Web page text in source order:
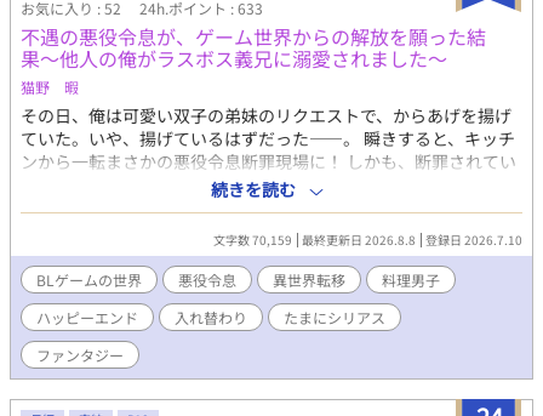
た。えへっ。 【短編版からの変更点】 隠れキャラ登場、そしてラ
スボスの正体判明。Rシーンも大幅増量。 本編では語られなかっ
た、「なぜ彼が悪役令息になったのか」という過去。 監禁されて
いることにも気づかぬまま、溺愛され続ける“その後”の未来ま
で。 甘さと狂気が溶け合う、 HPP（Happy・Prime・Prison）エ
ンドをお楽しみください。
お気に入り : 52 24h.ポイント : 633
不遇の悪役令息が、ゲーム世界からの解放を願った結
果〜他人の俺がラスボス義兄に溺愛されました〜
猫野 暇
その日、俺は可愛い双子の弟妹のリクエストで、からあげを揚げ
ていた。いや、揚げているはずだった――。 瞬きすると、キッチ
ンから一転まさかの悪役令息断罪現場に！ しかも、断罪されてい
るのは俺自身。どうやら俺は、18禁BLゲームの悪役令息ジュリア
スと入れ替わってしまったらしい。ゲームはもう終盤。悪役令息
の役目を終えたのなら、フェードアウトしたっていいよな？ だけ
ど、公爵邸に行ってみたら、本当のジュリアスについて知ること
になったんだ。 誰だよ、こんな世界をつくった奴は！ 怒りで爆誕
してしまった魔王……じゃなくて、美丈夫の公爵（ジュリアス
兄）と一緒に真相を探ることに。 異世界の距離感に戸惑いつつ
も、その生活に慣れていく。ジュリアスを守るために、新たな婚
約まで――。 【毎日20時更新。本編31話＋番外編で完結】 ※R18
続きを読む
文字数 70,159 最終更新日 2026.8.8 登録日 2026.7.10
BLゲームの世界 悪役令息 異世界転移
料理男子
ハッピーエンド
入れ替わり
たまにシリアス
ファンタジー